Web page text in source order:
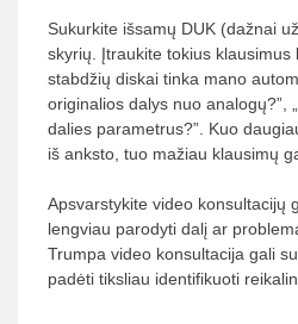
Sukurkite išsamų DUK (dažnai
skyrių. Įtraukite tokius klausimus
stabdžių diskai tinka mano
originalios dalys nuo analogų?”,
dalies parametrus?”. Kuo
iš anksto, tuo mažiau klausimų
Apsvarstykite video konsultacijų
lengviau parodyti dalį ar
Trumpa video konsultacija gali
padėti tiksliau identifikuoti